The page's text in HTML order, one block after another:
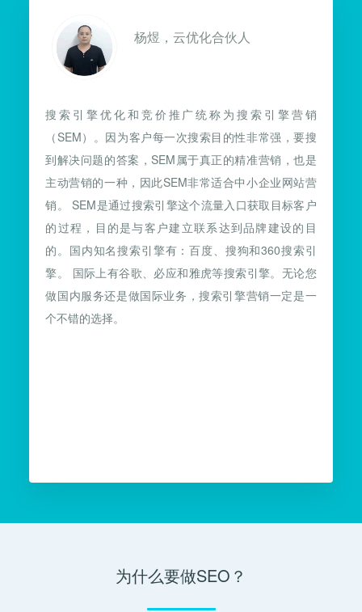
杨煜，云优化合伙人
搜索引擎优化和竞价推广统称为搜索引擎营销
（SEM）。因为客户每一次搜索目的性非常强，要搜
到解决问题的答案，SEM属于真正的精准营销，也是
主动营销的一种，因此SEM非常适合中小企业网站营
销。 SEM是通过搜索引擎这个流量入口获取目标客户
的过程，目的是与客户建立联系达到品牌建设的目
的。国内知名搜索引擎有：百度、搜狗和360搜索引
擎。 国际上有谷歌、必应和雅虎等搜索引擎。无论您
做国内服务还是做国际业务，搜索引擎营销一定是一
个不错的选择。
为什么要做SEO？